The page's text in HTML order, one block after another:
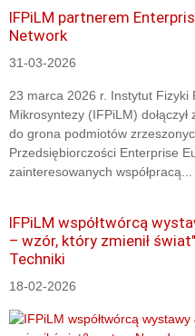
IFPiLM partnerem
Network
31-03-2026
23 marca 2026 r. Instytut Fizyki
Mikrosyntezy (IFPiLM)
do grona podmiotów
Przedsiębiorczości Enterprise
zainteresowanych współpracą...
IFPiLM współtwórcą
– wzór, który zmienił
Techniki
18-02-2026